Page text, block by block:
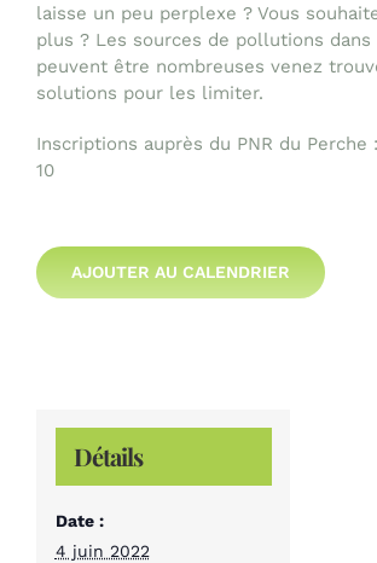
laisse un peu perplexe ? Vous
plus ? Les sources de pollutions
peuvent être nombreuses venez
solutions pour les limiter.
Inscriptions auprès du PNR du Perche
10
AJOUTER AU CALENDRIER
Détails
Date :
4 juin 2022